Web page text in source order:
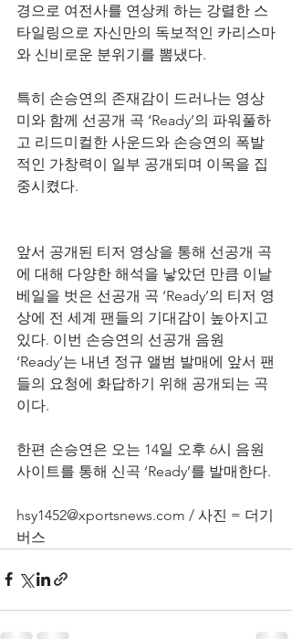
경으로 여전사를 연상케 하는 강렬한 스
타일링으로 자신만의 독보적인 카리스마
와 신비로운 분위기를 뽐냈다.
특히 손승연의 존재감이 드러나는 영상
미와 함께 선공개 곡 ‘Ready’의 파워풀하
고 리드미컬한 사운드와 손승연의 폭발
적인 가창력이 일부 공개되며 이목을 집
중시켰다.
앞서 공개된 티저 영상을 통해 선공개 곡
에 대해 다양한 해석을 낳았던 만큼 이날
베일을 벗은 선공개 곡 ‘Ready’의 티저 영
상에 전 세계 팬들의 기대감이 높아지고
있다. 이번 손승연의 선공개 음원
‘Ready’는 내년 정규 앨범 발매에 앞서 팬
들의 요청에 화답하기 위해 공개되는 곡
이다.
한편 손승연은 오는 14일 오후 6시 음원
사이트를 통해 신곡 ‘Ready’를 발매한다.
hsy1452@xportsnews.com / 사진 = 더기
버스